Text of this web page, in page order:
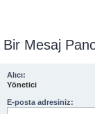
Bir Mesaj
Alıcı:
Yönetici
E-posta adresiniz: